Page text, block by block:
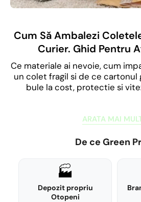
Cum Să Ambalezi
Curier. Ghid Pentru
Ce materiale ai nevoie, cum
un colet fragil si de ce
bule la cost, protectie si
ARATA MAI
De ce Green
🏭
Depozit propriu
Otopeni